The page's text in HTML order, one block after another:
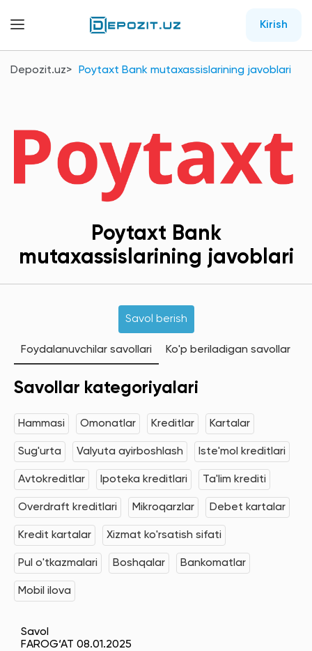
Kirish
Depozit.uz Poytaxt Bank mutaxassislarining javoblari
Poytaxt Bank
mutaxassislarining javoblari
Savol berish
Foydalanuvchilar savollari Ko'p beriladigan savollar
Savollar kategoriyalari
Hammasi Omonatlar Kreditlar Kartalar
Sug'urta Valyuta ayirboshlash Iste'mol kreditlari
Avtokreditlar Ipoteka kreditlari Ta'lim krediti
Overdraft kreditlari Mikroqarzlar Debet kartalar
Kredit kartalar Xizmat ko'rsatish sifati
Pul o'tkazmalari Boshqalar Bankomatlar
Mobil ilova
Savol
FAROG‘AT 08.01.2025